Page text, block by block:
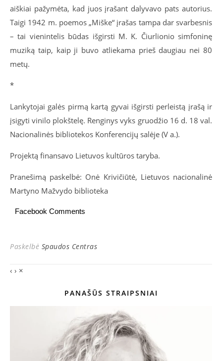
aiškiai pažymėta, kad juos įrašant dalyvavo pats autorius.
Taigi 1942 m. poemos „Miške“ įrašas tampa dar svarbesnis
– tai vienintelis būdas išgirsti M. K. Čiurlionio simfoninę
muziką taip, kaip ji buvo atliekama prieš daugiau nei 80
metų.
*
Lankytojai galės pirmą kartą gyvai išgirsti perleistą įrašą ir
įsigyti vinilo plokštelę. Renginys vyks gruodžio 16 d. 18 val.
Nacionalinės bibliotekos Konferencijų salėje (V a.).
Projektą finansavo Lietuvos kultūros taryba.
Pranešimą paskelbė: Onė Krivičiūtė, Lietuvos nacionalinė
Martyno Mažvydo biblioteka
Facebook Comments
Paskelbė Spaudos Centras
‹ › ×
PANAŠŪS STRAIPSNIAI